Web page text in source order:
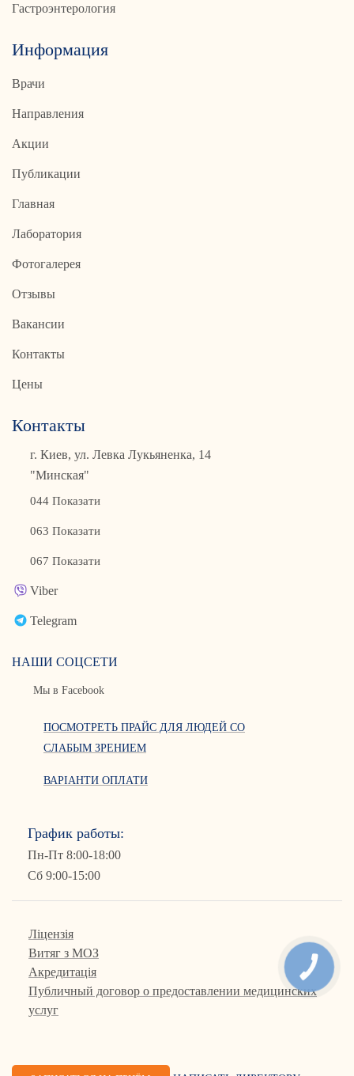
График работы:
Пн-Пт 8:00-18:00
Сб 9:00-15:00
Ліцензія
Витяг з МОЗ
Акредитація
Публичный договор о предоставлении медицинских
услуг
Гастроэнтерология
Информация
Врачи
Направления
Акции
Публикации
Главная
Лаборатория
Фотогалерея
Отзывы
Вакансии
Контакты
Цены
Контакты
г. Киев, ул. Левка Лукьяненка, 14
"Минская"
044 Показати
063 Показати
067 Показати
Viber
Telegram
НАШИ СОЦСЕТИ
Мы в Facebook
ПОСМОТРЕТЬ ПРАЙС ДЛЯ ЛЮДЕЙ СО
СЛАБЫМ ЗРЕНИЕМ
ВАРІАНТИ ОПЛАТИ
КНОПКА
СВЯЗИ